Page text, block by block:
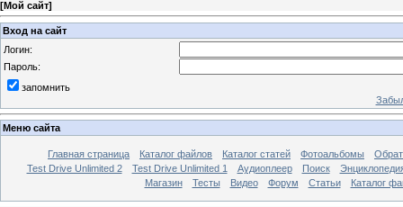
[Мой сайт]
Вход на сайт
Логин:
Пароль:
запомнить
Меню сайта
Главная страница Каталог файлов Каталог статей Фотоальбомы
Test Drive Unlimited 2
Test Drive Unlimited 1 Аудиоплеер Поиск
Магазин
Тесты Видео Форум Статьи Каталог